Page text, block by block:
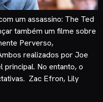
um assassino: The Ted
também um filme sobre
Perverso,
realizados por Joe
No entanto, o
Zac Efron, Lily